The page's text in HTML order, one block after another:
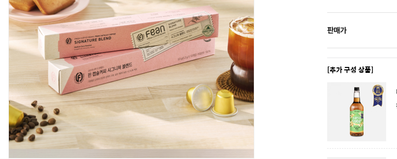
판매가
[추가 구성 상품]